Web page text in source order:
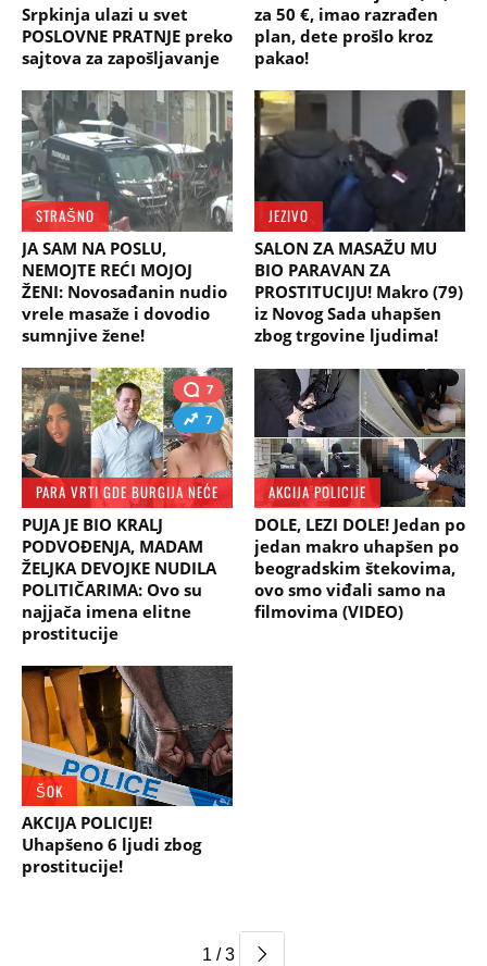
Srpkinja ulazi u svet
POSLOVNE PRATNJE preko
sajtova za zapošljavanje
za 50 €, imao razrađen
plan, dete prošlo kroz
pakao!
STRAŠNO
JA SAM NA POSLU,
NEMOJTE REĆI MOJOJ
ŽENI: Novosađanin nudio
vrele masaže i dovodio
sumnjive žene!
JEZIVO
SALON ZA MASAŽU MU
BIO PARAVAN ZA
PROSTITUCIJU! Makro (79)
iz Novog Sada uhapšen
zbog trgovine ljudima!
7
7
PARA VRTI GDE BURGIJA NEĆE
PUJA JE BIO KRALJ
PODVOĐENJA, MADAM
ŽELJKA DEVOJKE NUDILA
POLITIČARIMA: Ovo su
najjača imena elitne
prostitucije
AKCIJA POLICIJE
DOLE, LEZI DOLE! Jedan po
jedan makro uhapšen po
beogradskim štekovima,
ovo smo viđali samo na
filmovima (VIDEO)
ŠOK
AKCIJA POLICIJE!
Uhapšeno 6 ljudi zbog
prostitucije!
1 / 3